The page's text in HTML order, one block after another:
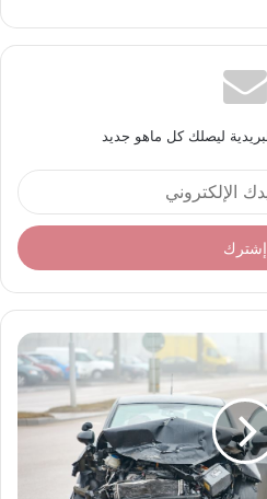
ليصلك كل ماهو جديد